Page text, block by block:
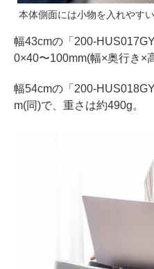
本体側面には小物を入れやす
幅43cmの「200-
0×40〜100mm(幅×奥行き×
幅54cmの「200-
m(同)で、重さは約490g。